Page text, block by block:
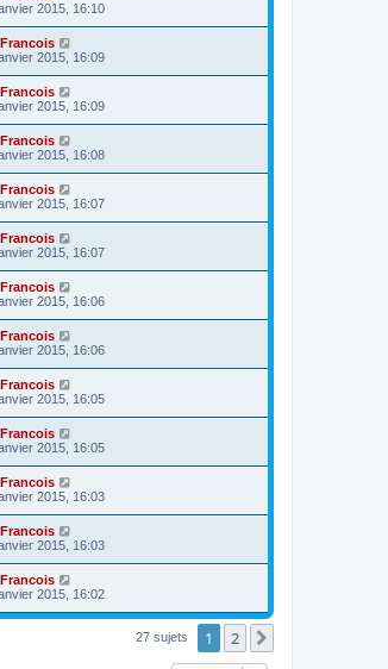
2015, 16:10
Francois
2015, 16:09
Francois
2015, 16:09
Francois
2015, 16:08
Francois
2015, 16:07
Francois
2015, 16:07
Francois
2015, 16:06
Francois
2015, 16:06
Francois
2015, 16:05
Francois
2015, 16:05
Francois
2015, 16:03
Francois
2015, 16:03
Francois
2015, 16:02
27 sujets 1 2